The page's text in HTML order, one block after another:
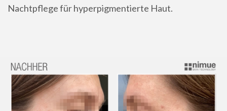
Nachtpflege für hyperpigmentierte Haut.